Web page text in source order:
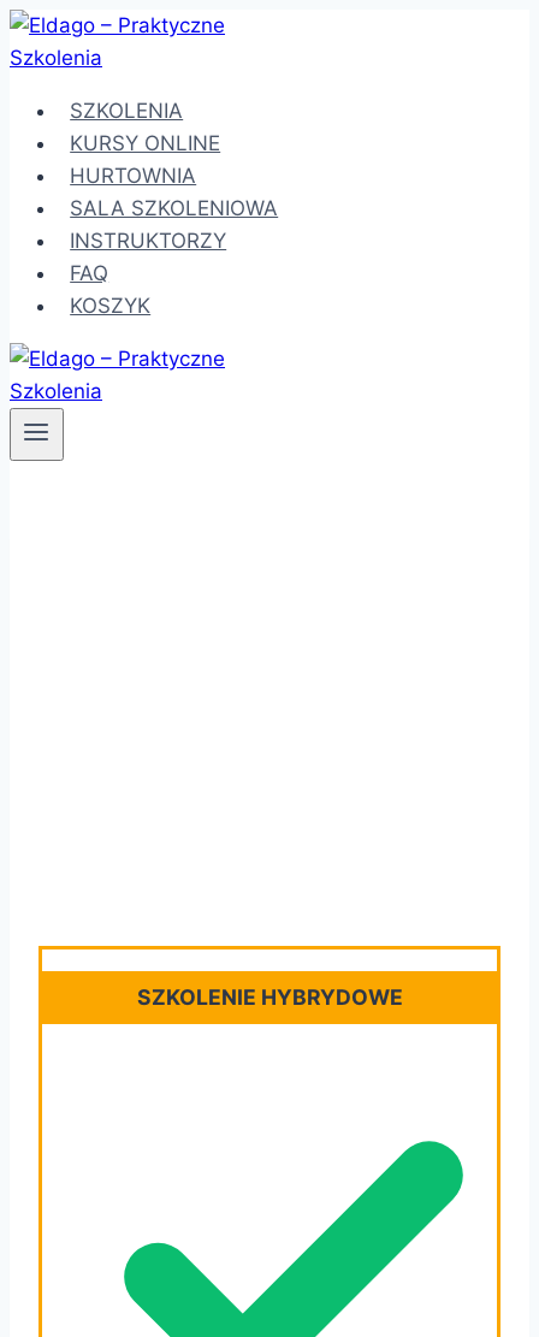
Przejdź
do
SZKOLENIA
KURSY ONLINE
HURTOWNIA
SALA SZKOLENIOWA
INSTRUKTORZY
FAQ
KOSZYK
SZKOLENIE HYBRYDOWE